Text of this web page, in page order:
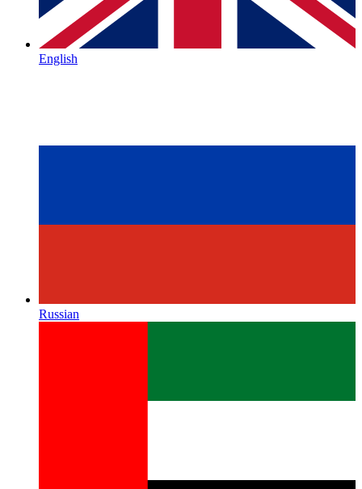
English
Russian